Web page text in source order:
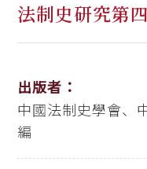
法制史研究第
出版者：
中國法制史學會、
編